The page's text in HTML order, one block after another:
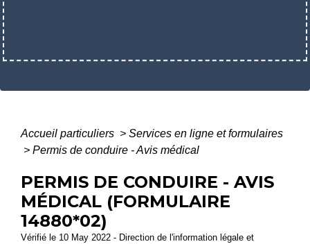
Accueil particuliers > Services en ligne et formulaires
> Permis de conduire - Avis médical
PERMIS DE CONDUIRE - AVIS
MÉDICAL (FORMULAIRE
14880*02)
Vérifié le 10 May 2022 - Direction de l'information légale et